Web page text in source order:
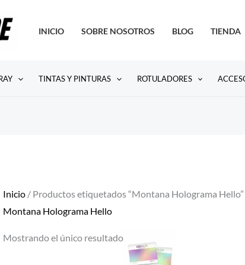
INICIO SOBRE NOSOTROS BLOG TIENDA
TINTAS Y PINTURAS ROTULADORES
Inicio/ Productos etiquetados “Montana Holograma Hello”
Montana Holograma Hello
Mostrando el único resultado